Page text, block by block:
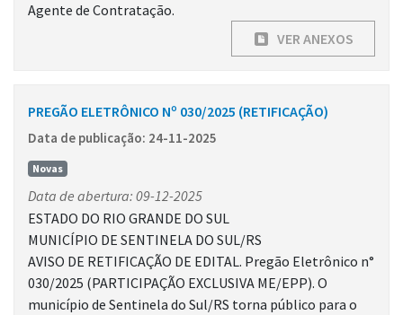
Agente de Contratação.
VER ANEXOS
PREGÃO ELETRÔNICO Nº 030/2025 (RETIFICAÇÃO)
Data de publicação: 24-11-2025
Novas
Data de abertura: 09-12-2025
ESTADO DO RIO GRANDE DO SUL
MUNICÍPIO DE SENTINELA DO SUL/RS
AVISO DE RETIFICAÇÃO DE EDITAL. Pregão Eletrônico n°
030/2025 (PARTICIPAÇÃO EXCLUSIVA ME/EPP). O
município de Sentinela do Sul/RS torna público para o